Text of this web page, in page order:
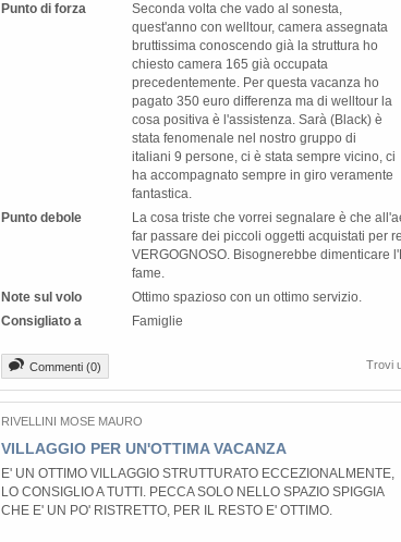
Punto di forza
Seconda volta che vado al sonesta,
quest'anno con welltour, camera assegnata
bruttissima conoscendo già la struttura ho
chiesto camera 165 già occupata
precedentemente. Per questa vacanza ho
pagato 350 euro differenza ma di welltour la
cosa positiva è l'assistenza. Sarà (Black) è
stata fenomenale nel nostro gruppo di
italiani 9 persone, ci è stata sempre vicino, ci
ha accompagnato sempre in giro veramente
fantastica.
Punto debole
La cosa triste che vorrei segnalare è che
far passare dei piccoli oggetti acquistati per
VERGOGNOSO. Bisognerebbe dimenticare
fame.
Note sul volo
Ottimo spazioso con un ottimo servizio.
Consigliato a
Famiglie
Commenti (0) Trovi
RIVELLINI MOSE MAURO
VILLAGGIO PER UN'OTTIMA VACANZA
E' UN OTTIMO VILLAGGIO STRUTTURATO ECCEZIONALMENTE,
LO CONSIGLIO A TUTTI. PECCA SOLO NELLO SPAZIO SPIGGIA
CHE E' UN PO' RISTRETTO, PER IL RESTO E' OTTIMO.